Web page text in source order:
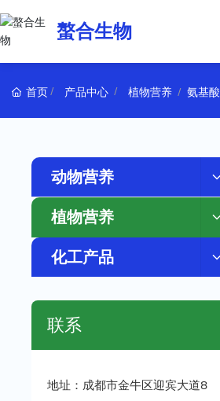
螯合生物
首页 产品中心 植物营养 氨基酸
动物营养
植物营养
化工产品
联系
地址：成都市金牛区迎宾大道8